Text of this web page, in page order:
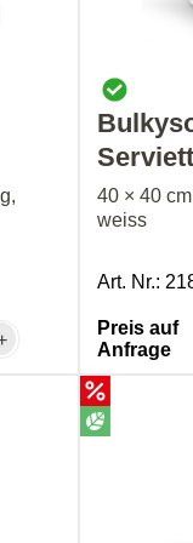
40 × 40
weiss
Art. Nr.:
Preis auf
Anfrage